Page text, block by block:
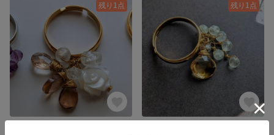
残り1点 残り1点